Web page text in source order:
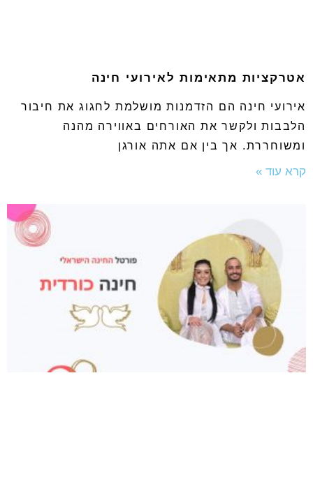
אטרקציות מתאימות לאירועי חינה
אירועי חינה הם הזדמנות מושלמת לחגוג את חיבור
הלבבות ולקשר את האורחים באווירה מהנה
ומשוחררת. אך בין אם אתה אורגן
קרא עוד »